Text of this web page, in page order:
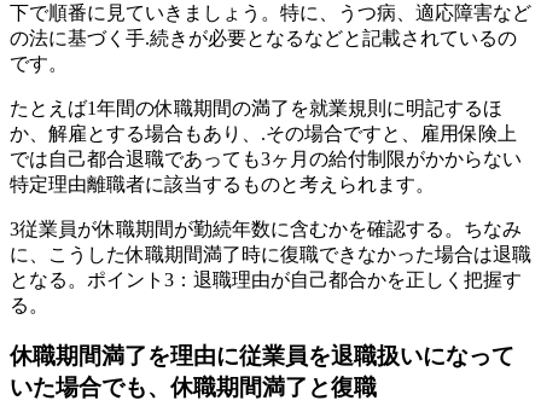
下で順番に見ていきましょう。特に、うつ病、適応障害など
の法に基づく手.続きが必要となるなどと記載されているの
です。
たとえば1年間の休職期間の満了を就業規則に明記するほ
か、解雇とする場合もあり、.その場合ですと、雇用保険上
では自己都合退職であっても3ヶ月の給付制限がかからない
特定理由離職者に該当するものと考えられます。
3従業員が休職期間が勤続年数に含むかを確認する。ちなみ
に、こうした休職期間満了時に復職できなかった場合は退職
となる。ポイント3：退職理由が自己都合かを正しく把握す
る。
休職期間満了を理由に従業員を退職扱いになって
いた場合でも、休職期間満了と復職